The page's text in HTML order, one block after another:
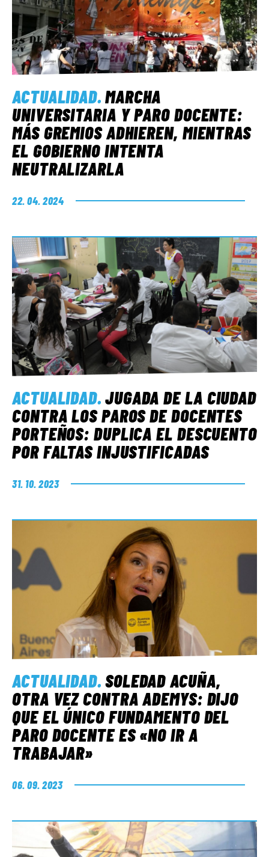
ACTUALIDAD.MARCHA
UNIVERSITARIA Y PARO DOCENTE:
MÁS GREMIOS ADHIEREN, MIENTRAS
EL GOBIERNO INTENTA
NEUTRALIZARLA
22. 04. 2024
ACTUALIDAD.JUGADA DE LA CIUDAD
CONTRA LOS PAROS DE DOCENTES
PORTEÑOS: DUPLICA EL DESCUENTO
POR FALTAS INJUSTIFICADAS
31. 10. 2023
ACTUALIDAD.SOLEDAD ACUÑA,
OTRA VEZ CONTRA ADEMYS: DIJO
QUE EL ÚNICO FUNDAMENTO DEL
PARO DOCENTE ES «NO IR A
TRABAJAR»
06. 09. 2023